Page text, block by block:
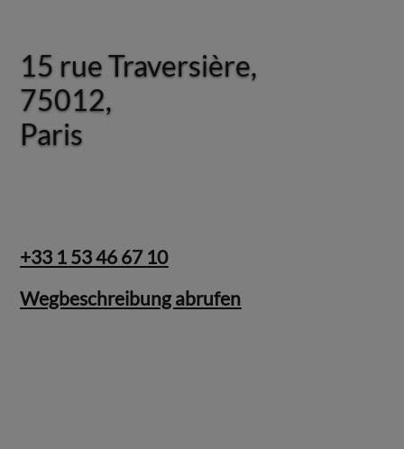
15 rue Traversière,
75012,
Paris
15 rue Traversière,
75012,
Paris
+33 1 53 46 67 10
Wegbeschreibung abrufen